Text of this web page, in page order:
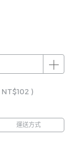
NT$102 )
運送方式